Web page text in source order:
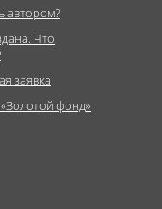
автором?
Что
заявка
фонд»